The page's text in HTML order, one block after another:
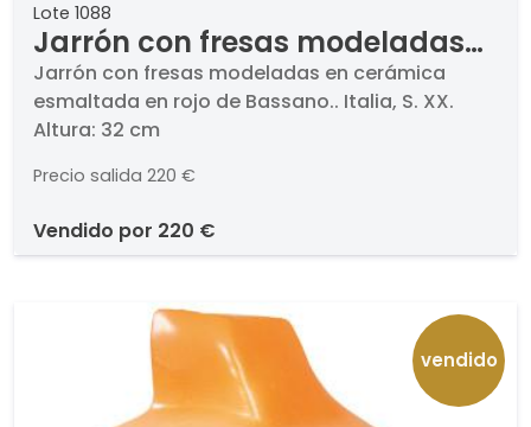
Lote 1088
Jarrón con fresas modeladas
en cerámica esmaltada en rojo
de Bassano.
Jarrón con fresas modeladas en cerámica
esmaltada en rojo de Bassano.. Italia, S. XX.
Altura: 32 cm
Precio salida 220 €
vendido por 220 €
vendido